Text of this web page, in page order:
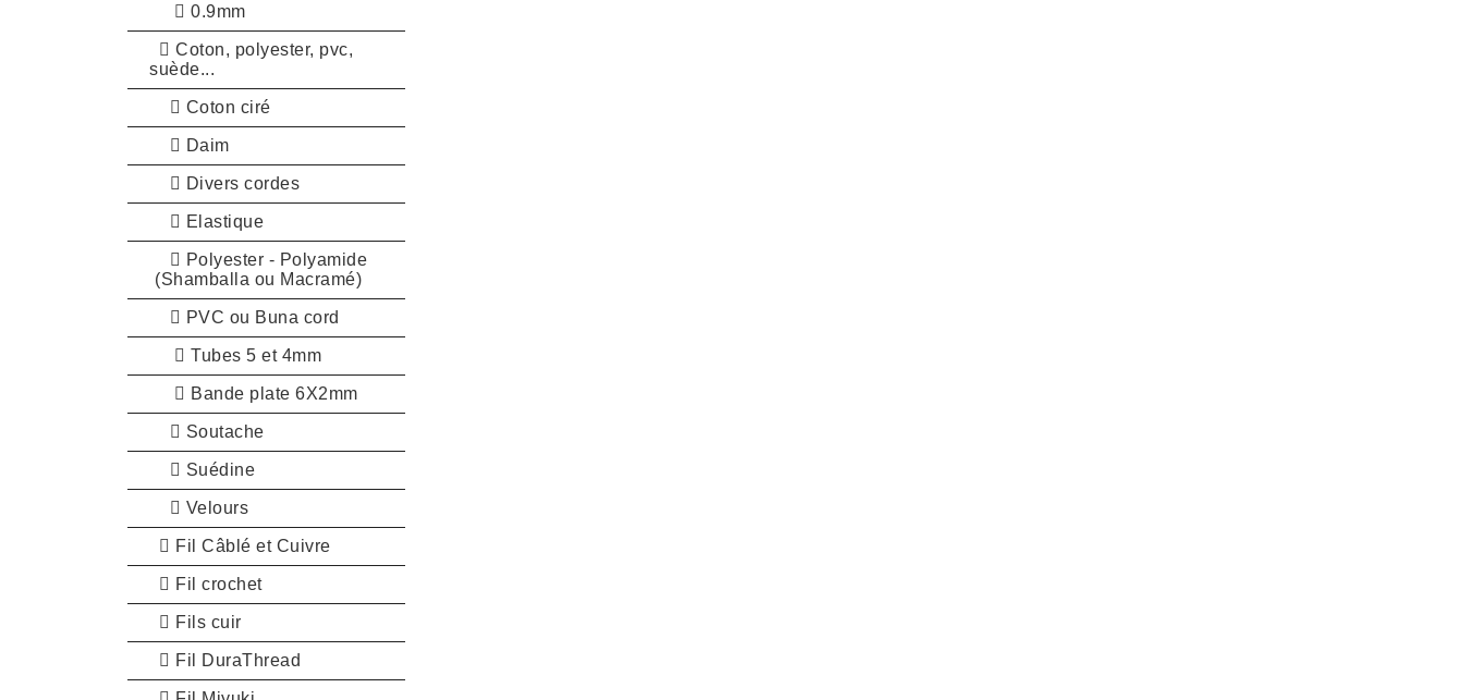
0.9mm
Coton, polyester, pvc,
suède...
Coton ciré
Daim
Divers cordes
Elastique
Polyester - Polyamide
(Shamballa ou Macramé)
PVC ou Buna cord
Tubes 5 et 4mm
Bande plate 6X2mm
Soutache
Suédine
Velours
Fil Câblé et Cuivre
Fil crochet
Fils cuir
Fil DuraThread